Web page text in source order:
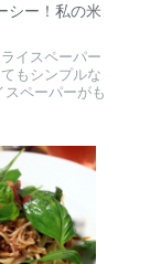
シー！私の米
イスペーパー
もシンプルな
ペーパーがも